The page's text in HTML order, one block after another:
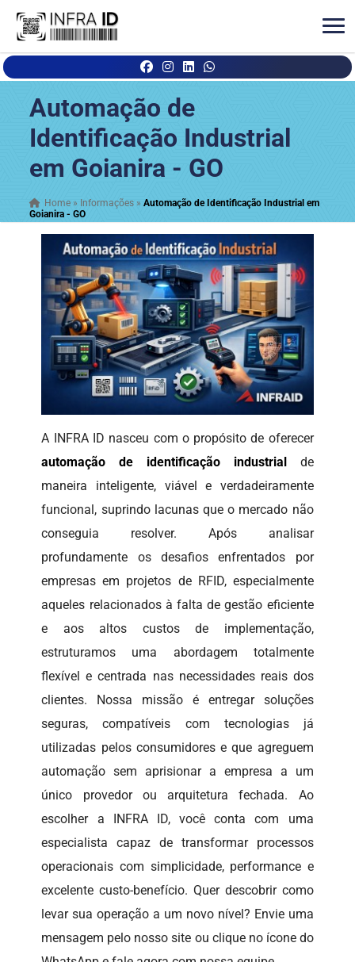
Automação de
Identificação Industrial
em Goianira - GO
Home » Informações »Automação de Identificação Industrial em
Goianira - GO
A INFRA ID nasceu com o propósito de oferecer
automação de identificação industrial
de
maneira inteligente, viável e verdadeiramente
funcional, suprindo lacunas que o mercado não
conseguia resolver. Após analisar
profundamente os desafios enfrentados por
empresas em projetos de RFID, especialmente
aqueles relacionados à falta de gestão eficiente
e aos altos custos de implementação,
estruturamos uma abordagem totalmente
flexível e centrada nas necessidades reais dos
clientes. Nossa missão é entregar soluções
seguras, compatíveis com tecnologias já
utilizadas pelos consumidores e que agreguem
automação sem aprisionar a empresa a um
único provedor ou arquitetura fechada. Ao
escolher a INFRA ID, você conta com uma
especialista capaz de transformar processos
operacionais com simplicidade, performance e
excelente custo-benefício. Quer descobrir como
levar sua operação a um novo nível? Envie uma
mensagem pelo nosso site ou clique no ícone do